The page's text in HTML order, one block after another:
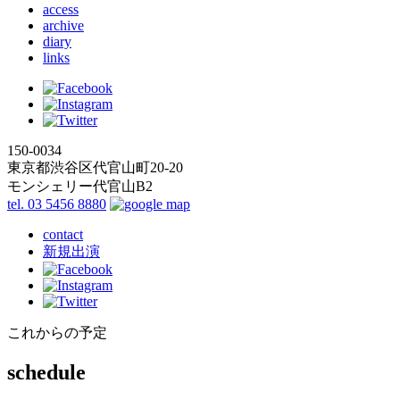
access
archive
diary
links
150-0034
東京都渋谷区代官山町20-20
モンシェリー代官山B2
tel. 03 5456 8880
contact
新規出演
これからの予定
schedule